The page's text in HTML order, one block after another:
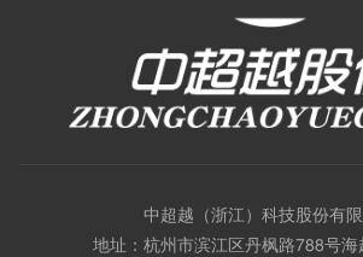
中超越（浙江）科技股份有限
地址：杭州市滨江区丹枫路788号海